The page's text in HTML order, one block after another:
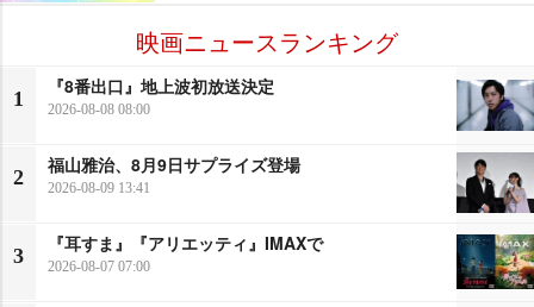
映画ニュースランキング
1
『8番出口』地上波初放送決定
2026-08-08 08:00
2
福山雅治、8月9日サプライズ登場
2026-08-09 13:41
3
『耳すま』『アリエッティ』IMAXで
2026-08-07 07:00